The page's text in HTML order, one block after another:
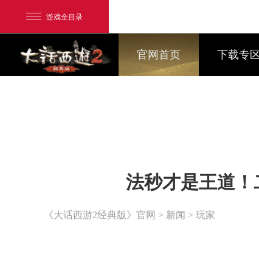
游戏全目录
网易游戏
游戏爱好者
我的足迹： 大话2经典版
官网首页 下载专区
《大话西游2经典版》官网 > 新闻 > 玩家
法秒才是王道